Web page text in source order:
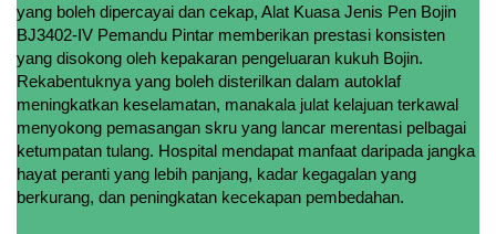
yang boleh dipercayai dan cekap, Alat Kuasa Jenis Pen Bojin
BJ3402-IV Pemandu Pintar memberikan prestasi konsisten
yang disokong oleh kepakaran pengeluaran kukuh Bojin.
Rekabentuknya yang boleh disterilkan dalam autoklaf
meningkatkan keselamatan, manakala julat kelajuan terkawal
menyokong pemasangan skru yang lancar merentasi pelbagai
ketumpatan tulang. Hospital mendapat manfaat daripada jangka
hayat peranti yang lebih panjang, kadar kegagalan yang
berkurang, dan peningkatan kecekapan pembedahan.